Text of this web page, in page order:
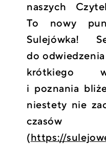
naszych
To nowy
Sulejówka!
do
krótkiego
i poznania
niestety nie
czasów
(https://